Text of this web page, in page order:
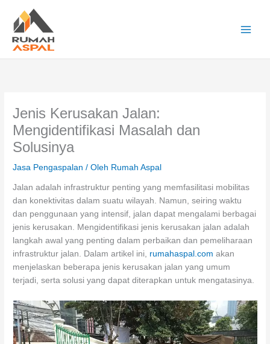
konten
Jenis Kerusakan Jalan:
Mengidentifikasi Masalah dan
Solusinya
Jasa Pengaspalan / Oleh Rumah Aspal
Jalan adalah infrastruktur penting yang memfasilitasi mobilitas
dan konektivitas dalam suatu wilayah. Namun, seiring waktu
dan penggunaan yang intensif, jalan dapat mengalami berbagai
jenis kerusakan. Mengidentifikasi jenis kerusakan jalan adalah
langkah awal yang penting dalam perbaikan dan pemeliharaan
infrastruktur jalan. Dalam artikel ini, rumahaspal.com akan
menjelaskan beberapa jenis kerusakan jalan yang umum
terjadi, serta solusi yang dapat diterapkan untuk mengatasinya.